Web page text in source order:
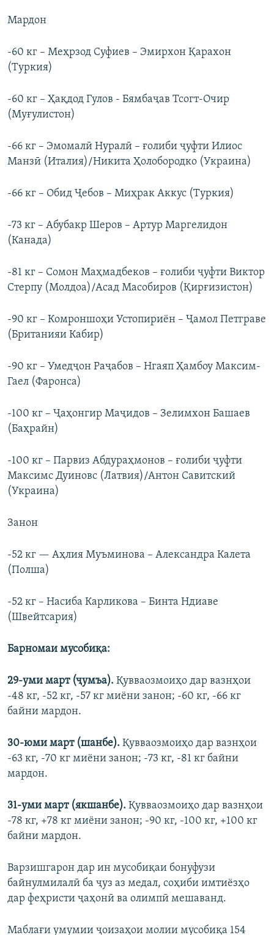
Мардон
-60 кг – Меҳрзод Суфиев – Эмирхон Қарахон
(Туркия)
-60 кг – Ҳақдод Гулов - Бямбаҷав Тсогт-Очир
(Муғулистон)
-66 кг – Эмомалӣ Нуралӣ – ғолиби ҷуфти Илиос
Манзӣ (Италия)/Никита Ҳолобородко (Украина)
-66 кг – Обид Ҷебов – Миҳрак Аккус (Туркия)
-73 кг – Абубакр Шеров – Артур Маргелидон
(Канада)
-81 кг – Сомон Маҳмадбеков – ғолиби ҷуфти Виктор
Стерпу (Молдоа)/Асад Масобиров (Қирғизистон)
-90 кг – Комроншоҳи Устопириён – Ҷамол Петграве
(Британияи Кабир)
-90 кг – Умедҷон Раҷабов – Нгаяп Ҳамбоу Максим-
Гаел (Фаронса)
-100 кг – Ҷаҳонгир Маҷидов – Зелимхон Башаев
(Баҳрайн)
-100 кг – Парвиз Абдураҳмонов – ғолиби ҷуфти
Максимс Дуиновс (Латвия)/Антон Савитский
(Украина)
Занон
-52 кг — Аҳлия Муъминова – Александра Калета
(Полша)
-52 кг – Насиба Карликова – Бинта Ндиаве
(Швейтсария)
Барномаи мусобиқа:
29-уми март (ҷумъа). Қувваозмоиҳо дар вазнҳои
-48 кг, -52 кг, -57 кг миёни занон; -60 кг, -66 кг
байни мардон.
30-юми март (шанбе). Қувваозмоиҳо дар вазнҳои
-63 кг, -70 кг миёни занон; -73 кг, -81 кг байни
мардон.
31-уми март (якшанбе). Қувваозмоиҳо дар вазнҳои
-78 кг, +78 кг миёни занон; -90 кг, -100 кг, +100 кг
байни мардон.
Варзишгарон дар ин мусобиқаи бонуфузи
байнулмилалӣ ба ҷуз аз медал, соҳиби имтиёзҳо
дар феҳристи ҷаҳонӣ ва олимпӣ мешаванд.
Маблағи умумии ҷоизаҳои молии мусобиқа 154